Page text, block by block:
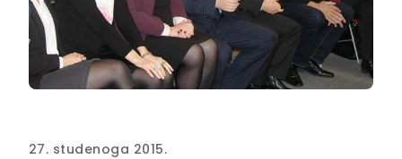
27. studenoga 2015.